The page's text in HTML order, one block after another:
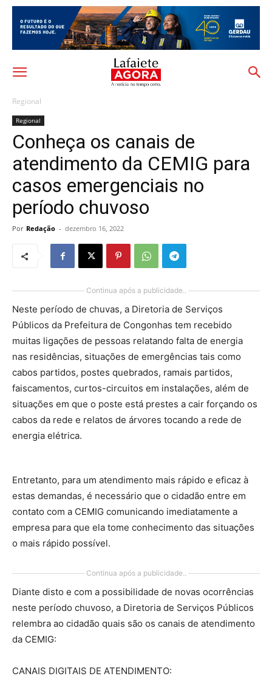
Regional
Regional
Conheça os canais de
atendimento da CEMIG para
casos emergenciais no
período chuvoso
Por Redação - dezembro 16, 2022
Continua após a publicidade..
Neste período de chuvas, a Diretoria de Serviços
Públicos da Prefeitura de Congonhas tem recebido
muitas ligações de pessoas relatando falta de energia
nas residências, situações de emergências tais como
cabos partidos, postes quebrados, ramais partidos,
faiscamentos, curtos-circuitos em instalações, além de
situações em que o poste está prestes a cair forçando os
cabos da rede e relatos de árvores tocando a rede de
energia elétrica.
Entretanto, para um atendimento mais rápido e eficaz à
estas demandas, é necessário que o cidadão entre em
contato com a CEMIG comunicando imediatamente a
empresa para que ela tome conhecimento das situações
o mais rápido possível.
Continua após a publicidade..
Diante disto e com a possibilidade de novas ocorrências
neste período chuvoso, a Diretoria de Serviços Públicos
relembra ao cidadão quais são os canais de atendimento
da CEMIG:
CANAIS DIGITAIS DE ATENDIMENTO: